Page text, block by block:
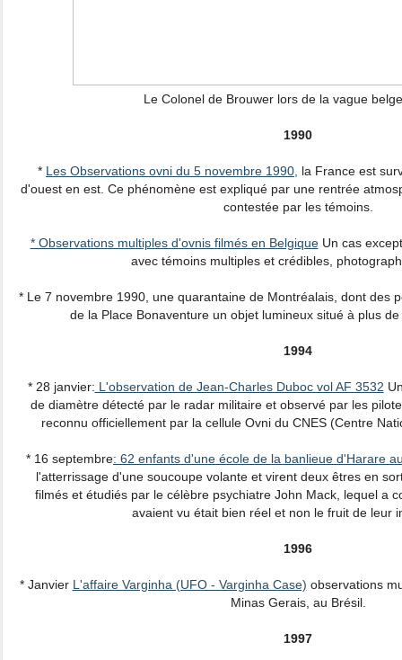
Le Colonel de Brouwer lors de la vague
1990
* Les Observations ovni du 5 novembre 1990, la France est
d'ouest en est. Ce phénomène est expliqué par une rentrée
contestée par les témoins.
* Observations multiples d'ovnis filmés en BelgiqueUn cas
avec témoins multiples et crédibles,
* Le 7 novembre 1990, une quarantaine de Montréalais, dont des
de la Place Bonaventure un objet lumineux situé à plus
1994
* 28 janvier: L'observation de Jean-Charles Duboc vol AF 3532
de diamètre détecté par le radar militaire et observé par les
reconnu officiellement par la cellule Ovni du CNES (Centre
* 16 septembre: 62 enfants d'une école de la banlieue d'Harare
l'atterrissage d'une soucoupe volante et virent deux êtres en
filmés et étudiés par le célèbre psychiatre John Mack, lequel a
avaient vu était bien réel et non le fruit de leur
1996
* Janvier L'affaire Varginha (UFO - Varginha Case) observations
Minas Gerais, au Brésil.
1997